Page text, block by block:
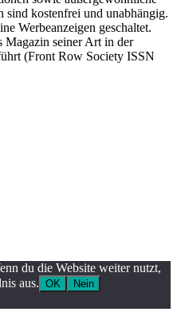
sind kostenfrei und unabhängig.
Werbeanzeigen geschaltet.
seiner Art in der
(Front Row Society ISSN
du die Website weiter nutzt,
aus. OK
Nein